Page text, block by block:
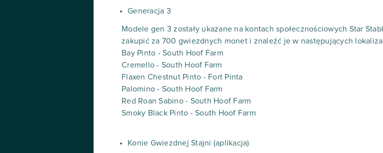
Generacja 3
Modele gen 3 zostały ukazane na kontach społecznościowych Star
zakupić za 700 gwiezdnych monet i znaleźć je w następujących
Bay Pinto - South Hoof Farm
Cremello - South Hoof Farm
Flaxen Chestnut Pinto - Fort Pinta
Palomino - South Hoof Farm
Red Roan Sabino - South Hoof Farm
Smoky Black Pinto - South Hoof Farm
Konie Gwiezdnej Stajni (aplikacja)